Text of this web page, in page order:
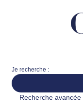
Je recherche :
Recherche avancée